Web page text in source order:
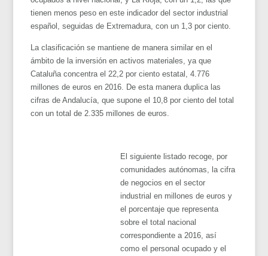
tienen menos peso en este indicador del sector industrial
español, seguidas de Extremadura, con un 1,3 por ciento.
La clasificación se mantiene de manera similar en el
ámbito de la inversión en activos materiales, ya que
Cataluña concentra el 22,2 por ciento estatal, 4.776
millones de euros en 2016. De esta manera duplica las
cifras de Andalucía, que supone el 10,8 por ciento del total
con un total de 2.335 millones de euros.
El siguiente listado recoge, por
comunidades autónomas, la cifra
de negocios en el sector
industrial en millones de euros y
el porcentaje que representa
sobre el total nacional
correspondiente a 2016, así
como el personal ocupado y el